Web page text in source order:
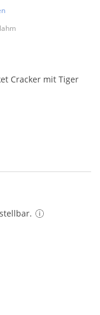
Cracker mit Tiger